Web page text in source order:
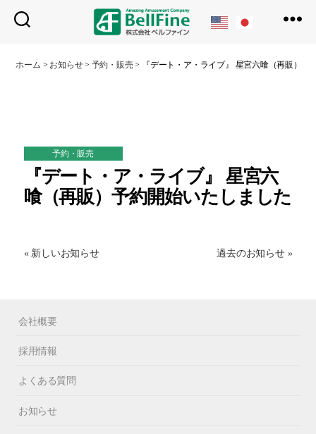
フ
ホーム > お知らせ> 予約・販売> 『デート・ア・ライブ』 星宮六喰（再販）予
予約・販売
『デート・ア・ライブ』 星宮六
喰（再販）予約開始いたしました
« 新しいお知らせ 過去のお知らせ »
会社概要
採用情報
よくある質問
お知らせ